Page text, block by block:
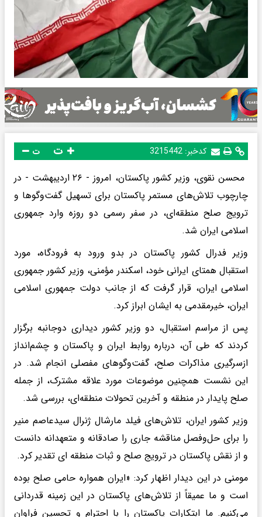
کدخبر: 3215442 ت
محسن نقوی، وزیر کشور پاکستان، امروز - ۲۶ اردیبهشت - در
چارچوب تلاش‌های مستمر پاکستان برای تسهیل گفت‌وگوها و
ترویج صلح منطقه‌ای، در سفر رسمی دو روزه وارد جمهوری
اسلامی ایران شد.
وزیر فدرال کشور پاکستان در بدو ورود به فرودگاه، مورد
استقبال همتای ایرانی خود، اسکندر مؤمنی، وزیر کشور جمهوری
اسلامی ایران، قرار گرفت که از جانب دولت جمهوری اسلامی
ایران، خیرمقدمی به ایشان ابراز کرد.
پس از مراسم استقبال، دو وزیر کشور دیداری دوجانبه برگزار
کردند که طی آن، درباره روابط ایران و پاکستان و چشم‌انداز
ازسرگیری مذاکرات صلح، گفت‌وگوهای مفصلی انجام شد. در
این نشست همچنین موضوعات مورد علاقه مشترک، از جمله
صلح پایدار در منطقه و آخرین تحولات منطقه‌ای، بررسی شد.
وزیر کشور ایران، تلاش‌های فیلد مارشال ژنرال سیدعاصم منیر
را برای حل‌وفصل مناقشه جاری را صادقانه و متعهدانه دانست
و از نقش پاکستان در ترویج صلح و ثبات منطقه ای تقدیر کرد.
مومنی در این دیدار اظهار کرد: «ایران همواره حامی صلح بوده
است و ما عمیقاً از تلاش‌های پاکستان در این زمینه قدردانی
می‌کنیم. ما ابتکارات پاکستان را با احترام و تحسین فراوان